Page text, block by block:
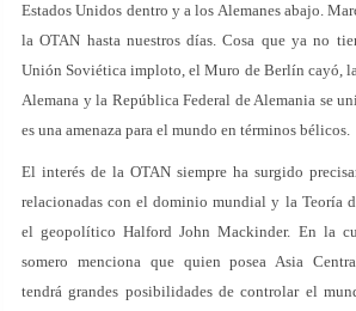
Estados Unidos dentro y a los Alemanes abajo.
la OTAN hasta nuestros días. Cosa que ya no
Unión Soviética imploto, el Muro de Berlín cayó,
Alemana y la República Federal de Alemania se
es una amenaza para el mundo en términos bélicos.
El interés de la OTAN siempre ha surgido
relacionadas con el dominio mundial y la Teoría
el geopolítico Halford John Mackinder. En la
somero menciona que quien posea Asia
tendrá grandes posibilidades de controlar el